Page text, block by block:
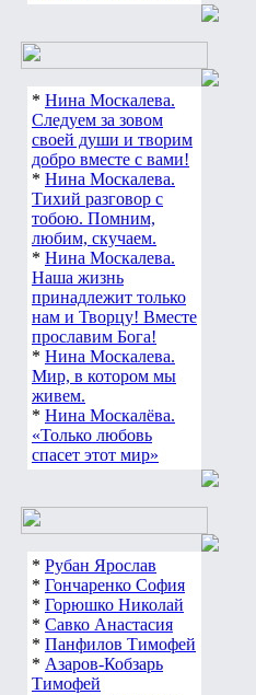
* Нина Москалева.
Следуем за зовом
своей души и творим
добро вместе с вами!
* Нина Москалева.
Тихий разговор с
тобою. Помним,
любим, скучаем.
* Нина Москалева.
Наша жизнь
принадлежит только
нам и Творцу! Вместе
прославим Бога!
* Нина Москалева.
Мир, в котором мы
живем.
* Нина Москалёва.
«Только любовь
спасет этот мир»
* Рубан Ярослав
* Гончаренко София
* Горюшко Николай
* Савко Анастасия
* Панфилов Тимофей
* Азаров-Кобзарь
Тимофей